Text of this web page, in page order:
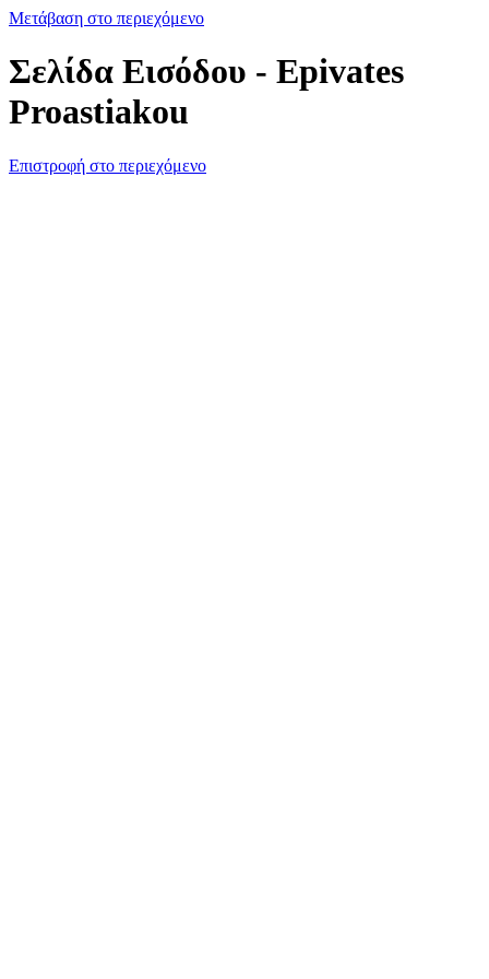
Μετάβαση στο περιεχόμενο
Σελίδα Εισόδου - Epivates
Proastiakou
Επιστροφή στο περιεχόμενο